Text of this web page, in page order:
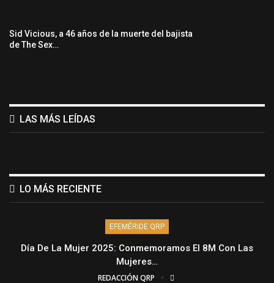
Sid Vicious, a 46 años de la muerte del bajista
de The Sex…
LAS MÁS LEÍDAS
LO MÁS RECIENTE
EFEMÉRIDE QRP
Día De La Mujer 2025: Conmemoramos El 8M Con Las
Mujeres…
REDACCIÓN QRP